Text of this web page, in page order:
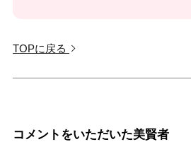
TOPに戻る
コメントをいただいた美賢者